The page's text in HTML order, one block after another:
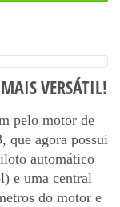
VERSÁTIL!
pelo motor de
que agora possui
automático
e uma central
do motor e